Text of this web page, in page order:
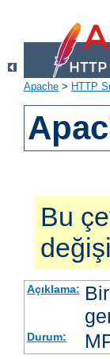
Apache > HTTP
Bu
Açıklama:
Durum: